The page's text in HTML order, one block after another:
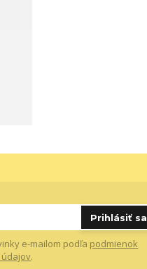
Prihlásiť sa
e-mailom podľa podmienok
.